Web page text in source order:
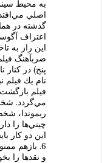
به محيط
اصلي مي‌افتد
گذشته در
اعتراف
اين راز به
ضربآهنگ
پنج) در
نام يك فيلم
فيلم
مي‌گردد.
ريموندا،
چيني‌ها را
اين دو كار
6. بازهم
و نقدها را